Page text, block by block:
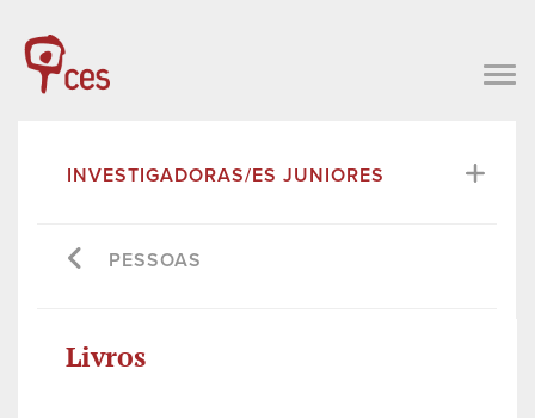
INVESTIGADORAS/ES JUNIORES
PESSOAS
Livros